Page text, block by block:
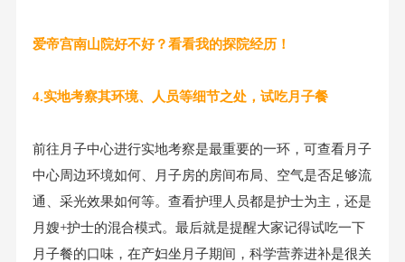
爱帝宫南山院好不好？看看我的探院经历！
4.实地考察其环境、人员等细节之处，试吃月子餐
前往月子中心进行实地考察是最重要的一环，可查看月子
中心周边环境如何、月子房的房间布局、空气是否足够流
通、采光效果如何等。查看护理人员都是护士为主，还是
月嫂+护士的混合模式。最后就是提醒大家记得试吃一下
月子餐的口味，在产妇坐月子期间，科学营养进补是很关